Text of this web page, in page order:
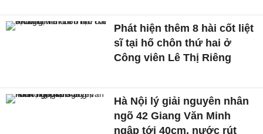
Phát hiện thêm 8 hài cốt liệt
sĩ tại hố chôn thứ hai ở
Công viên Lê Thị Riêng
Hà Nội lý giải nguyên nhân
ngõ 42 Giang Văn Minh
ngập tới 40cm, nước rút